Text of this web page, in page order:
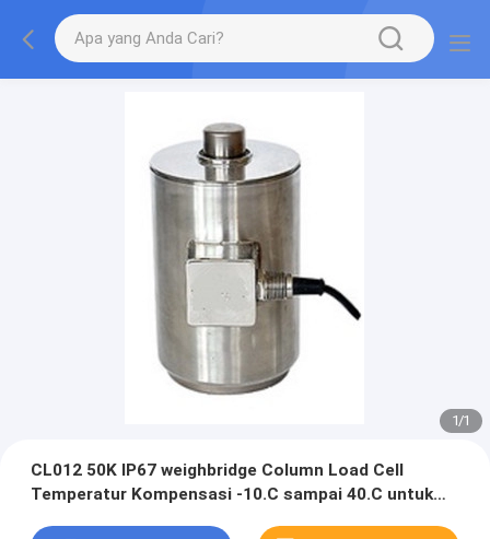
1/1
CL012 50K IP67 weighbridge Column Load Cell
Temperatur Kompensasi -10.C sampai 40.C untuk